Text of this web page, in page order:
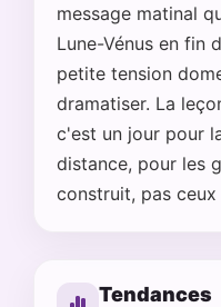
message matinal
Lune-Vénus en fin
petite tension
dramatiser. La
c'est un jour pour
distance, pour les
construit, pas
Tendances